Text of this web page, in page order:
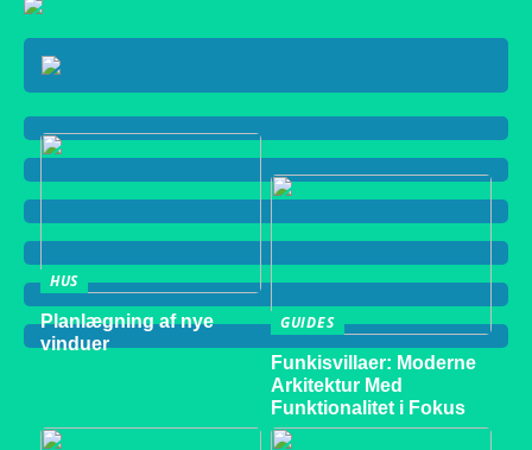
HUS
Planlægning af nye
vinduer
GUIDES
Funkisvillaer: Moderne
Arkitektur Med
Funktionalitet i Fokus